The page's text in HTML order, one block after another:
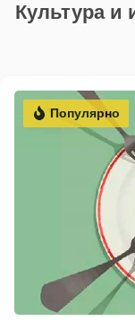
Культура и
Популярно